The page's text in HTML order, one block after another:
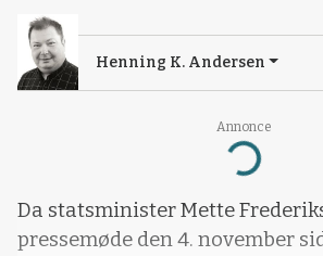
Annonce
Loading...
Henning K. Andersen
Da statsminister Mette
pressemøde den 4. november